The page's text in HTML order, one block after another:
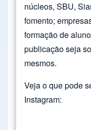
núcleos, SBU,
fomento;
formação de
publicação seja
mesmos.
Veja o que pode
Instagram: